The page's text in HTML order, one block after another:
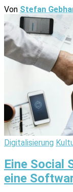
Von Stefan
Digitalisierung
Eine Social
eine